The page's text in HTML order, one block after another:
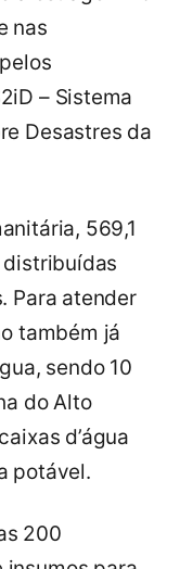
nas
– Sistema
Desastres da
569,1
Para atender
também já
sendo 10
do Alto
d’água
potável.
200